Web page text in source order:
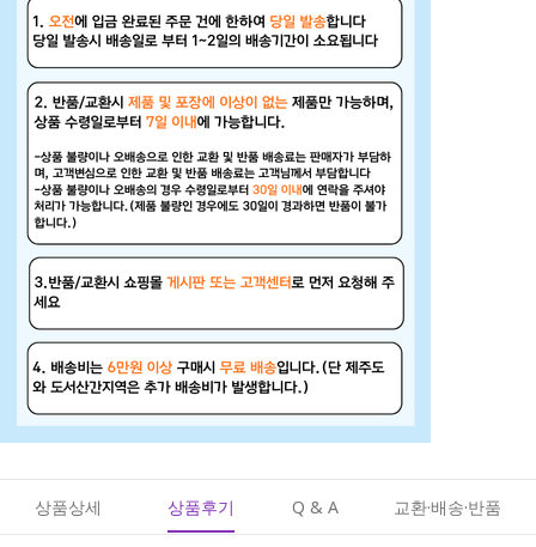
상품상세 상품후기 Q & A 교환·배송·반품